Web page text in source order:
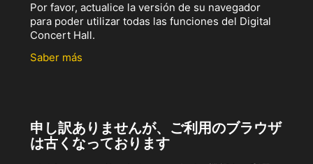
Por favor, actualice la versión de su navegador
para poder utilizar todas las funciones del Digital
Concert Hall.
Saber más
申し訳ありませんが、ご利用のブラウザ
は古くなっております